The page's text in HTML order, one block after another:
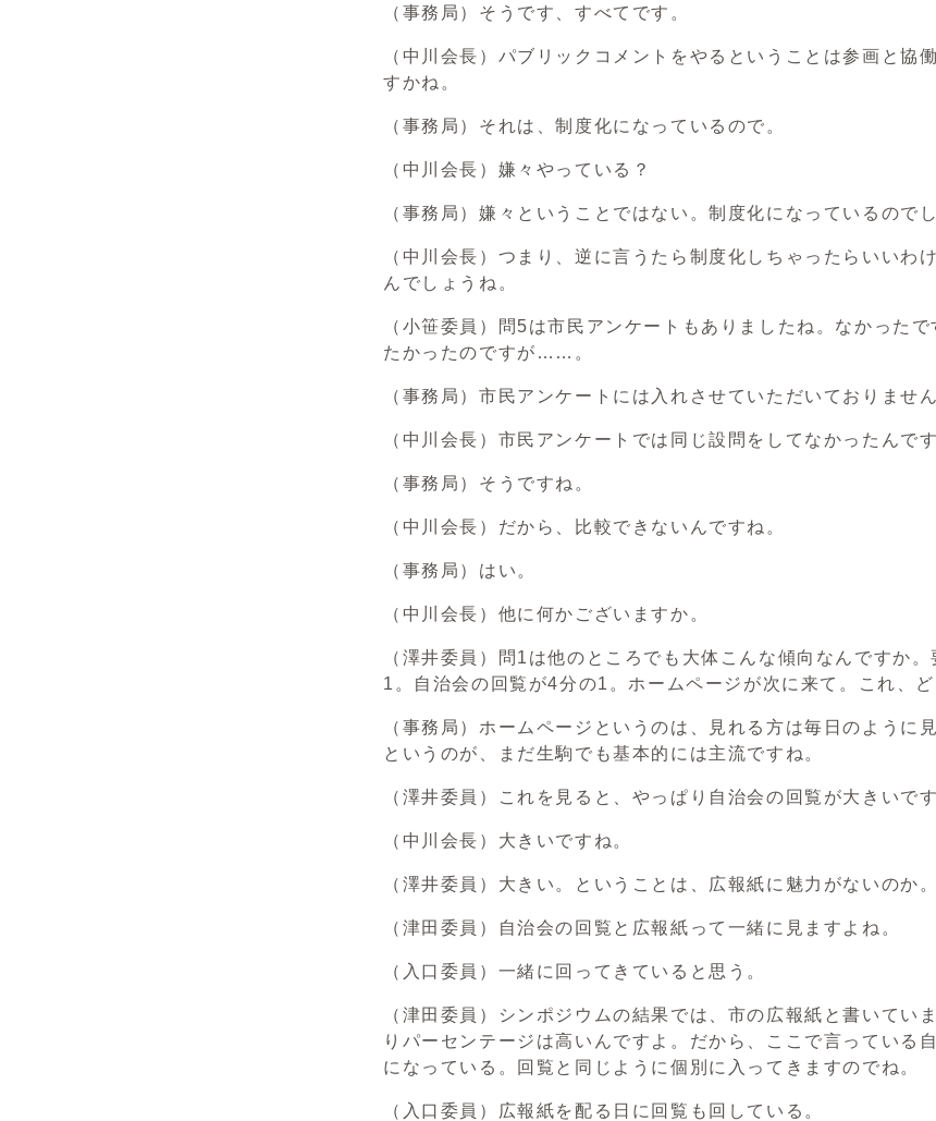
（事務局）そうです、すべてです。
（中川会長）パブリックコメントをやるということは参画と
すかね。
（事務局）それは、制度化になっているので。
（中川会長）嫌々やっている？
（事務局）嫌々ということではない。制度化になっているので
（中川会長）つまり、逆に言うたら制度化しちゃったらいい
んでしょうね。
（小笹委員）問5は市民アンケートもありましたね。なかった
たかったのですが……。
（事務局）市民アンケートには入れさせていただいておりませ
（中川会長）市民アンケートでは同じ設問をしてなかったんです
（事務局）そうですね。
（中川会長）だから、比較できないんですね。
（事務局）はい。
（中川会長）他に何かございますか。
（澤井委員）問1は他のところでも大体こんな傾向なんですか
1。自治会の回覧が4分の1。ホームページが次に来て。これ、
（事務局）ホームページというのは、見れる方は毎日のように
というのが、まだ生駒でも基本的には主流ですね。
（澤井委員）これを見ると、やっぱり自治会の回覧が大きいです
（中川会長）大きいですね。
（澤井委員）大きい。ということは、広報紙に魅力がないのか
（津田委員）自治会の回覧と広報紙って一緒に見ますよね。
（入口委員）一緒に回ってきていると思う。
（津田委員）シンポジウムの結果では、市の広報紙と書いて
りパーセンテージは高いんですよ。だから、ここで言っている
になっている。回覧と同じように個別に入ってきますのでね。
（入口委員）広報紙を配る日に回覧も回している。